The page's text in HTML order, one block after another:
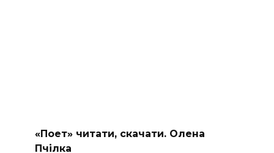
«Поет» читати, скачати. Олена
Пчілка